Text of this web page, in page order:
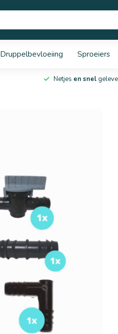
Druppelbevloeiing Sproeiers
Netjes en snel